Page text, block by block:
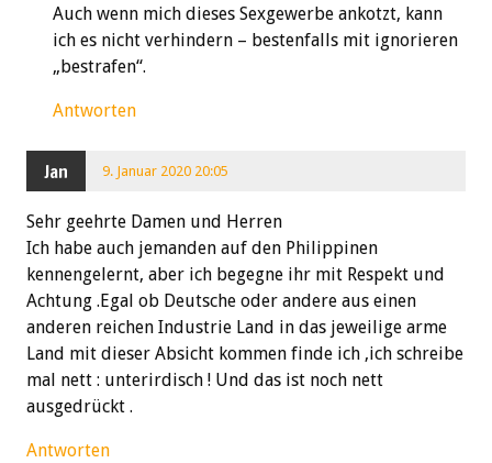
Auch wenn mich dieses Sexgewerbe ankotzt, kann
ich es nicht verhindern – bestenfalls mit ignorieren
„bestrafen“.
Antworten
Jan 9. Januar 2020 20:05
Sehr geehrte Damen und Herren
Ich habe auch jemanden auf den Philippinen
kennengelernt, aber ich begegne ihr mit Respekt und
Achtung .Egal ob Deutsche oder andere aus einen
anderen reichen Industrie Land in das jeweilige arme
Land mit dieser Absicht kommen finde ich ,ich schreibe
mal nett : unterirdisch ! Und das ist noch nett
ausgedrückt .
Antworten